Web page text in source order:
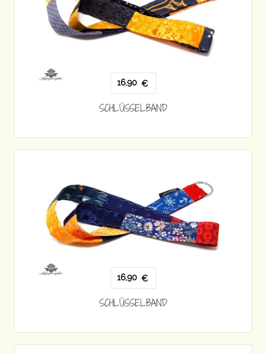
16,90 €
SCHLÜSSELBAND
16,90 €
SCHLÜSSELBAND